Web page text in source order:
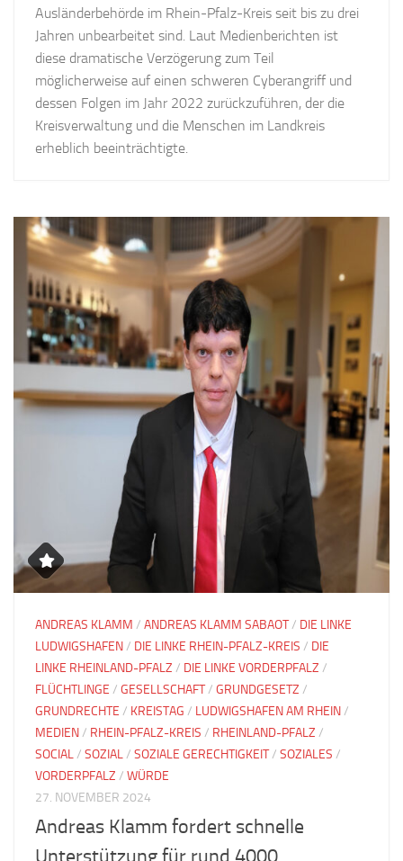
Ausländerbehörde im Rhein-Pfalz-Kreis seit bis zu drei
Jahren unbearbeitet sind. Laut Medienberichten ist
diese dramatische Verzögerung zum Teil
möglicherweise auf einen schweren Cyberangriff und
dessen Folgen im Jahr 2022 zurückzuführen, der die
Kreisverwaltung und die Menschen im Landkreis
erheblich beeinträchtigte.
ANDREAS KLAMM / ANDREAS KLAMM SABAOT/ DIE LINKE
LUDWIGSHAFEN/ DIE LINKE RHEIN-PFALZ-KREIS / DIE
LINKE RHEINLAND-PFALZ / DIE LINKE VORDERPFALZ /
FLÜCHTLINGE / GESELLSCHAFT/ GRUNDGESETZ /
GRUNDRECHTE / KREISTAG / LUDWIGSHAFEN AM RHEIN/
MEDIEN/ RHEIN-PFALZ-KREIS / RHEINLAND-PFALZ /
SOCIAL/ SOZIAL/ SOZIALE GERECHTIGKEIT/ SOZIALES /
VORDERPFALZ / WÜRDE
27. NOVEMBER 2024
Andreas Klamm fordert schnelle
Unterstützung für rund 4000